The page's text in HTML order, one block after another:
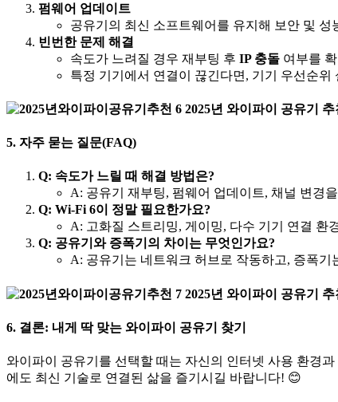
펌웨어 업데이트
공유기의 최신 소프트웨어를 유지해 보안 및 성
빈번한 문제 해결
속도가 느려질 경우 재부팅 후 IP 충돌 여부를
특정 기기에서 연결이 끊긴다면, 기기 우선순위
5. 자주 묻는 질문(FAQ)
Q: 속도가 느릴 때 해결 방법은?
A: 공유기 재부팅, 펌웨어 업데이트, 채널 변경
Q: Wi-Fi 6이 정말 필요한가요?
A: 고화질 스트리밍, 게이밍, 다수 기기 연결 환
Q: 공유기와 증폭기의 차이는 무엇인가요?
A: 공유기는 네트워크 허브로 작동하고, 증폭
6. 결론: 내게 딱 맞는 와이파이 공유기 찾기
와이파이 공유기를 선택할 때는 자신의 인터넷 사용 환경
에도 최신 기술로 연결된 삶을 즐기시길 바랍니다! 😊